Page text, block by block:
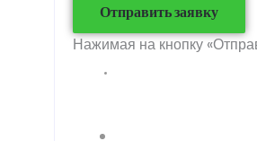
Отправить заявку
Нажимая на кнопку